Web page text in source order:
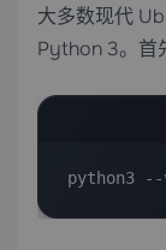
大多数现代
Python 3。首
python3